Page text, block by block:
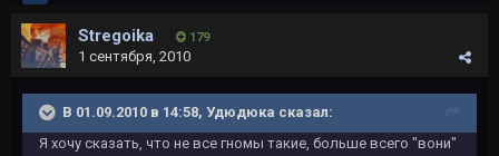
Stregoika 179
1 сентября, 2010
В 01.09.2010 в 14:58, Удюдюка сказал:
Я хочу сказать, что не все гномы такие, больше всего "вони"